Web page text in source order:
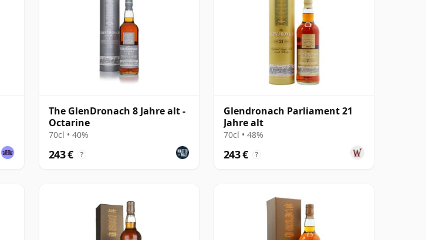
The GlenDronach 8 Jahre alt -
Octarine
70cl • 40%
243 € ?
Glendronach Parliament 21
Jahre alt
70cl • 48%
243 € ?